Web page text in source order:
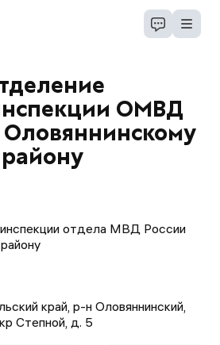
ОМВД
Оловяннинскому
району
отдела МВД России
край, р-н Оловяннинский,
Степной, д. 5